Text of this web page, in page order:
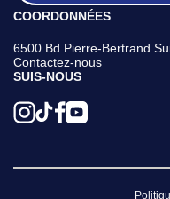
COORDONNÉES
6500 Bd Pierre-Bertrand
Contactez-nous
SUIS-NOUS